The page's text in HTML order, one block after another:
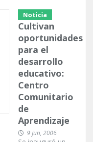
Noticia
Cultivan
oportunidades
para el
desarrollo
educativo:
Centro
Comunitario
de
Aprendizaje
9 Jun, 2006